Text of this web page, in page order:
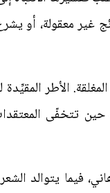
غير معقولة، أو
الأطر المقيِّدة
تتخفّى
فيما يتوالد